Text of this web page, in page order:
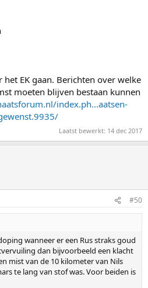
het EK gaan. Berichten over welke
moeten blijven bestaan kunnen
index.ph...aatsen-
Laatst bewerkt: 14 dec 2017
#50
wanneer er een Rus straks goud
dan bijvoorbeeld een klacht
mist van de 10 kilometer van Nils
te lang van stof was. Voor beiden is